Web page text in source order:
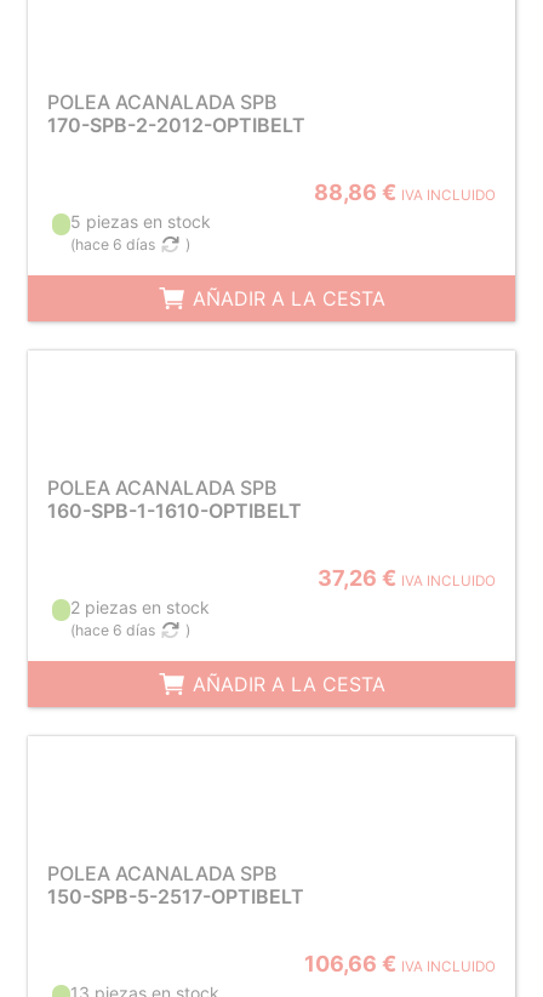
POLEA ACANALADA SPB
170-SPB-2-2012-OPTIBELT
88,86 € IVA INCLUIDO
5 piezas en stock
(hace 6 días )
AÑADIR A LA CESTA
POLEA ACANALADA SPB
160-SPB-1-1610-OPTIBELT
37,26 € IVA INCLUIDO
2 piezas en stock
(hace 6 días )
AÑADIR A LA CESTA
POLEA ACANALADA SPB
150-SPB-5-2517-OPTIBELT
106,66 € IVA INCLUIDO
13 piezas en stock